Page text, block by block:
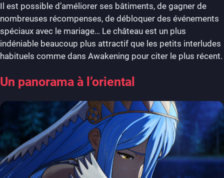
Il est possible d’améliorer ses bâtiments, de gagner de
nombreuses récompenses, de débloquer des événements
spéciaux avec le mariage… Le château est un plus
indéniable beaucoup plus attractif que les petits interludes
habituels comme dans Awakening pour citer le plus récent.
Un panorama à l’oriental